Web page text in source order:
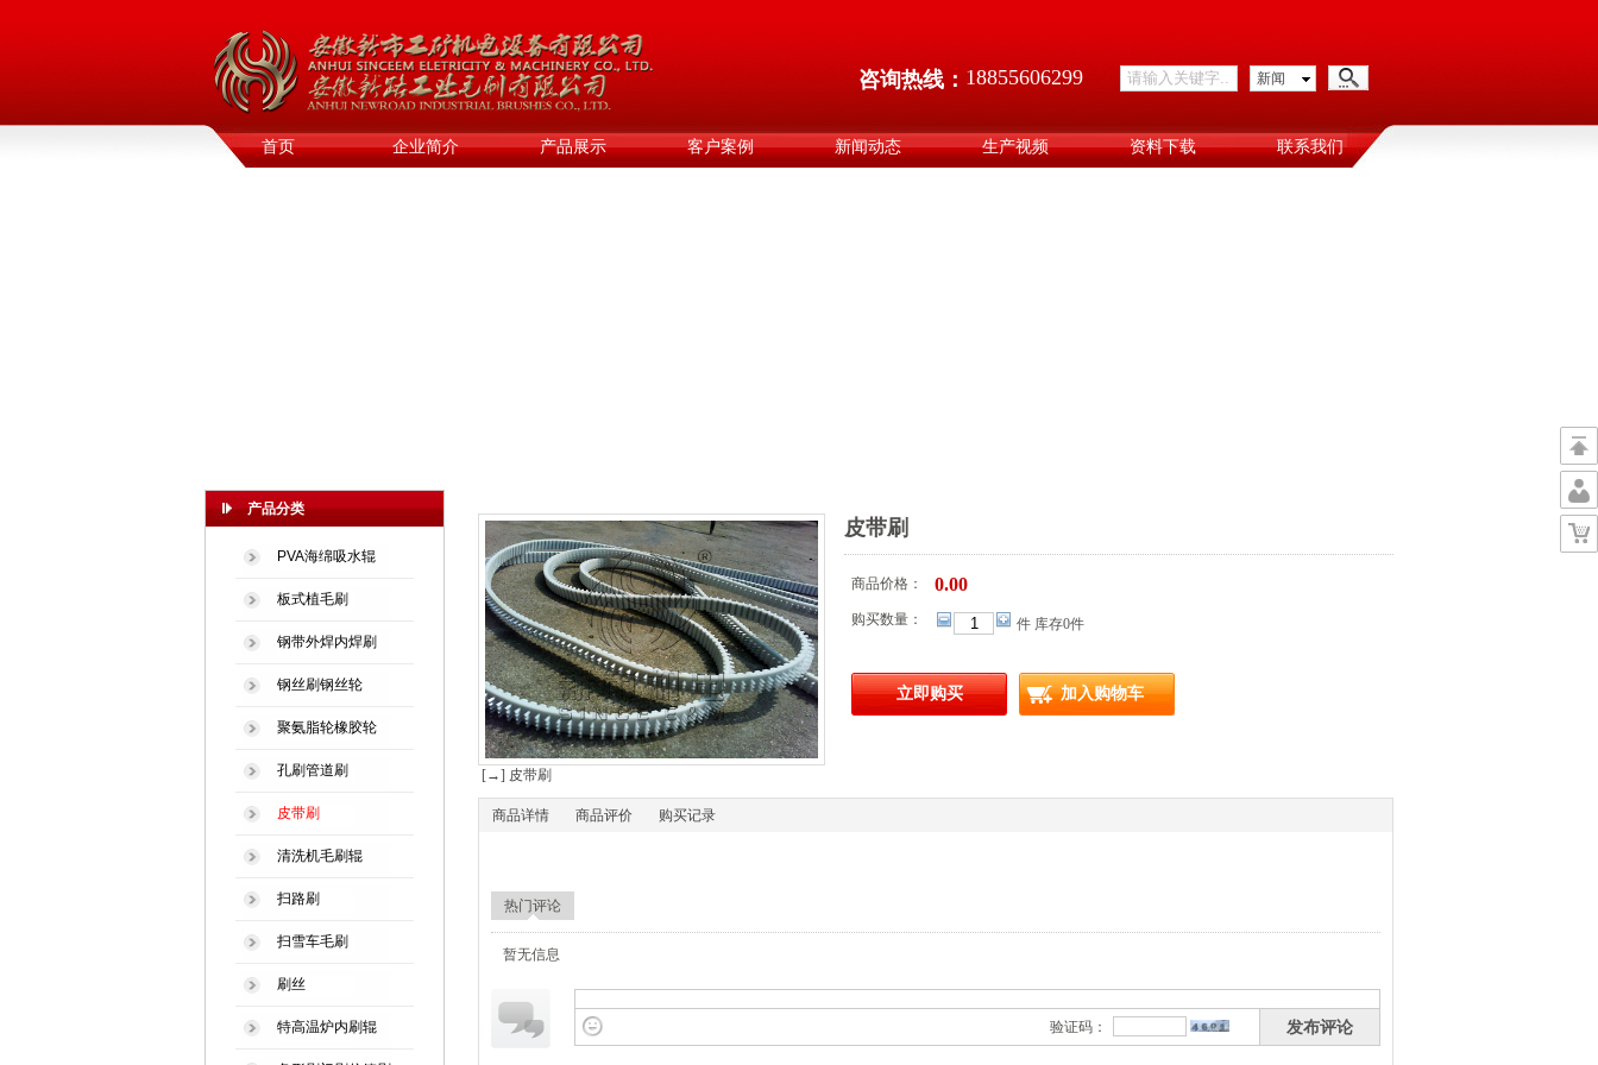
咨询热线： 18855606299 新闻
首页 企业简介 产品展示 客户案例 新闻动态 生产视频 资料下载 联系我们
产品分类
PVA海绵吸水辊
板式植毛刷
钢带外焊内焊刷
钢丝刷钢丝轮
聚氨脂轮橡胶轮
孔刷管道刷
皮带刷
清洗机毛刷辊
扫路刷
扫雪车毛刷
刷丝
特高温炉内刷辊
皮带刷
商品价格： 0.00
购买数量： 件 库存0件
立即购买 加入购物车
[→] 皮带刷
商品详情 商品评价 购买记录
热门评论
暂无信息
验证码： 发布评论